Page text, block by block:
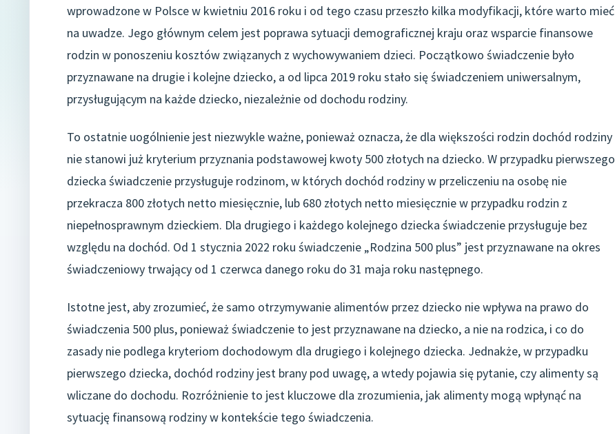
wprowadzone w Polsce w kwietniu 2016 roku i od tego czasu przeszło kilka modyfikacji, które warto mieć
na uwadze. Jego głównym celem jest poprawa sytuacji demograficznej kraju oraz wsparcie finansowe
rodzin w ponoszeniu kosztów związanych z wychowywaniem dzieci. Początkowo świadczenie było
przyznawane na drugie i kolejne dziecko, a od lipca 2019 roku stało się świadczeniem uniwersalnym,
przysługującym na każde dziecko, niezależnie od dochodu rodziny.
To ostatnie uogólnienie jest niezwykle ważne, ponieważ oznacza, że dla większości rodzin dochód rodziny
nie stanowi już kryterium przyznania podstawowej kwoty 500 złotych na dziecko. W przypadku pierwszego
dziecka świadczenie przysługuje rodzinom, w których dochód rodziny w przeliczeniu na osobę nie
przekracza 800 złotych netto miesięcznie, lub 680 złotych netto miesięcznie w przypadku rodzin z
niepełnosprawnym dzieckiem. Dla drugiego i każdego kolejnego dziecka świadczenie przysługuje bez
względu na dochód. Od 1 stycznia 2022 roku świadczenie „Rodzina 500 plus” jest przyznawane na okres
świadczeniowy trwający od 1 czerwca danego roku do 31 maja roku następnego.
Istotne jest, aby zrozumieć, że samo otrzymywanie alimentów przez dziecko nie wpływa na prawo do
świadczenia 500 plus, ponieważ świadczenie to jest przyznawane na dziecko, a nie na rodzica, i co do
zasady nie podlega kryteriom dochodowym dla drugiego i kolejnego dziecka. Jednakże, w przypadku
pierwszego dziecka, dochód rodziny jest brany pod uwagę, a wtedy pojawia się pytanie, czy alimenty są
wliczane do dochodu. Rozróżnienie to jest kluczowe dla zrozumienia, jak alimenty mogą wpłynąć na
sytuację finansową rodziny w kontekście tego świadczenia.